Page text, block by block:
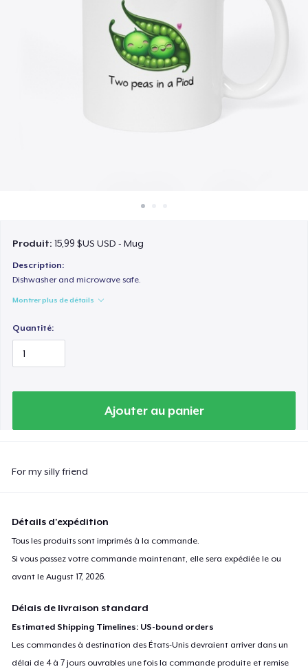
Vendez partout
Vendre n'importe quoi
Produit:15,99 $US USD - Mug
Description:
Dishwasher and microwave safe.
Montrer plus de détails
Quantité:
Ajouter au panier
For my silly friend
Détails d'expédition
Tous les produits sont imprimés à la commande.
Si vous passez votre commande maintenant, elle sera expédiée le ou
avant leAugust 17, 2026.
Délais de livraison standard
Estimated Shipping Timelines: US-bound orders
Les commandes à destination des États-Unis devraient arriver dans un
délai de 4 à 7 jours ouvrables une fois la commande produite et remise